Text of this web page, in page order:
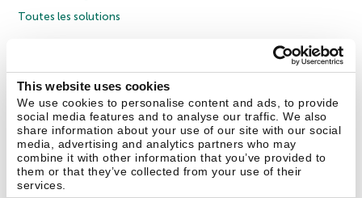
This website uses cookies
We use cookies to personalise content and ads, to provide
social media features and to analyse our traffic. We also
share information about your use of our site with our social
media, advertising and analytics partners who may
combine it with other information that you’ve provided to
them or that they’ve collected from your use of their
services.
Toutes les solutions
Politique de confidentialité
Politique anticorruption
Contrat de licence grand public
Contrat de licence entreprises
Cookies
Nous contacter À propos Partenaires Blog Communiqués de presse
Securelist Eugene Personal Blog Encyclopédie de Kaspersky